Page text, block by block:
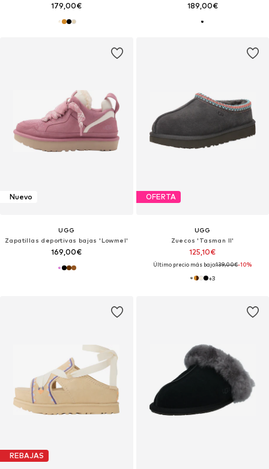
179,00€ 189,00€
Nuevo
UGG
Zapatillas deportivas bajas 'Lowmel'
169,00€
OFERTA
UGG
Zuecos 'Tasman II'
125,10€
Último precio más bajo:139,00€-10%
+3
REBAJAS